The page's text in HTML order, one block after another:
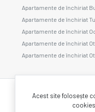
Apartamente de închiriat
Apartamente de închiriat
Apartamente de închiriat
Apartamente de închiriat
Apartamente de închiriat
Acest site folosește